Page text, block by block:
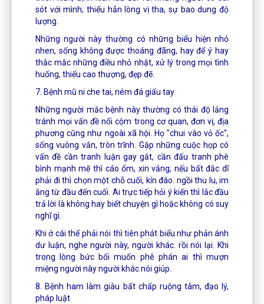
sót với mình; thiếu hẳn lòng vị tha, sự bao dung độ
lượng.
Những người này thường có những biểu hiện nhỏ
nhen, sống không được thoáng đãng, hay để ý hay
thắc mắc những điều nhỏ nhặt, xử lý trong mọi tình
huống, thiếu cao thượng, đẹp đẽ.
7. Bệnh mũ ni che tai, ném đá giấu tay
Những người mắc bệnh này thường có thái độ lảng
tránh mọi vấn đề nổi cộm trong cơ quan, đơn vị, địa
phương cũng như ngoài xã hội. Họ "chui vào vỏ ốc",
sống vuông vắn, tròn trĩnh. Gặp những cuộc họp có
vấn đề cần tranh luận gay gắt, cần đấu tranh phê
bình mạnh mẽ thì cáo ốm, xin vắng; nếu bất đắc dĩ
phải đi thì chọn một chỗ cuối, kín đáo. ngồi thu lu, im
ắng từ đầu đến cuối. Ai trực tiếp hỏi ý kiến thì lắc đầu
trả lời là không hay biết chuyện gì hoặc không có suy
nghĩ gì.
Khi ở cái thế phải nói thì tiên phát biểu như phản ánh
dư luận, nghe người này, người khác. rồi nói lại. Khi
trong lòng bức bối muốn phê phán ai thì mượn
miệng người này người khác nói giúp.
8. Bệnh ham làm giàu bất chấp ruộng tâm, đạo lý,
pháp luật